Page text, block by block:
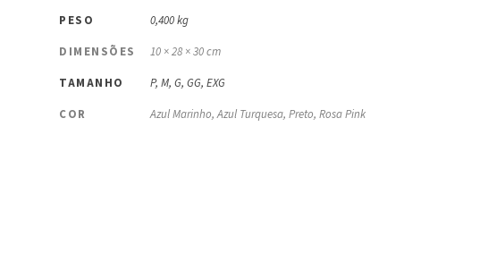
PESO
0,400 kg
DIMENSÕES
10 × 28 × 30 cm
TAMANHO
P, M, G, GG, EXG
COR
Azul Marinho, Azul Turquesa, Preto, Rosa Pink